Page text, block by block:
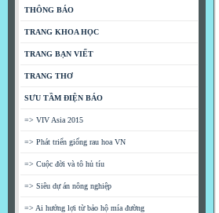
THÔNG BÁO
TRANG KHOA HỌC
TRANG BẠN VIẾT
TRANG THƠ
SƯU TẦM ĐIỆN BÁO
=> VIV Asia 2015
=> Phát triển giống rau hoa VN
=> Cuộc đời và tô hủ tíu
=> Siêu dự án nông nghiệp
=> Ai hưởng lợi từ bảo hộ mía đường